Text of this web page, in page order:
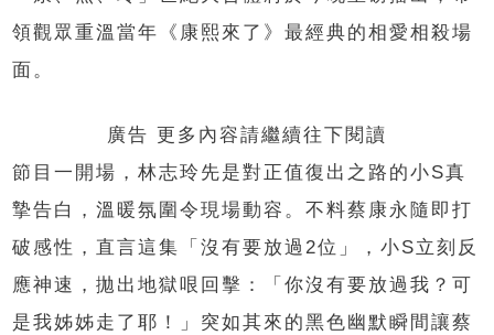
領觀眾重溫當年《康熙來了》最經典的相愛相殺場
面。
廣告 更多內容請繼續往下閱讀
節目一開場，林志玲先是對正值復出之路的小S真
摯告白，溫暖氛圍令現場動容。不料蔡康永隨即打
破感性，直言這集「沒有要放過2位」，小S立刻反
應神速，拋出地獄哏回擊：「你沒有要放過我？可
是我姊姊走了耶！」突如其來的黑色幽默瞬間讓蔡